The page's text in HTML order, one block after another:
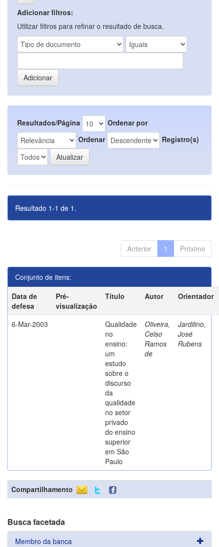
Adicionar filtros:
Utilizar filtros para refinar o resultado de busca.
Resultados/Página
Ordenar por
Ordenar
Registro(s)
Resultado 1-1 de 1.
Anterior 1 Próximo
Conjunto de itens:
Data de
defesa
Pré-
visualização
Título Autor Orientador
6-Mar-2003
Qualidade
no
ensino:
um
estudo
sobre o
discurso
da
qualidade
no setor
privado
do ensino
superior
em São
Paulo
Oliveira,
Celso
Ramos
de
Jardilino,
José
Rubens
Compartilhamento
Busca facetada
Membro da banca